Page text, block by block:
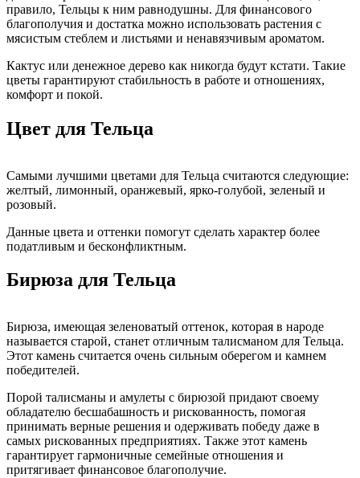
правило, Тельцы к ним равнодушны. Для финансового
благополучия и достатка можно использовать растения с
мясистым стеблем и листьями и ненавязчивым ароматом.
Кактус или денежное дерево как никогда будут кстати. Такие
цветы гарантируют стабильность в работе и отношениях,
комфорт и покой.
Цвет для Тельца
Самыми лучшими цветами для Тельца считаются следующие:
желтый, лимонный, оранжевый, ярко-голубой, зеленый и
розовый.
Данные цвета и оттенки помогут сделать характер более
податливым и бесконфликтным.
Бирюза для Тельца
Бирюза, имеющая зеленоватый оттенок, которая в народе
называется старой, станет отличным талисманом для Тельца.
Этот камень считается очень сильным оберегом и камнем
победителей.
Порой талисманы и амулеты с бирюзой придают своему
обладателю бесшабашность и рискованность, помогая
принимать верные решения и одерживать победу даже в
самых рискованных предприятиях. Также этот камень
гарантирует гармоничные семейные отношения и
притягивает финансовое благополучие.